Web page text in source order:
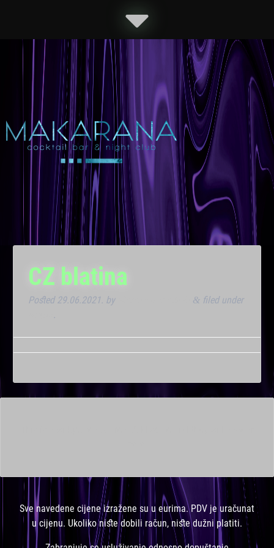
CZ blatina
Posted 29.06.2021. by & filed under
.
Sve navedene cijene izražene su u eurima. PDV je uračunat
u cijenu. Ukoliko niste dobili račun, niste dužni platiti.